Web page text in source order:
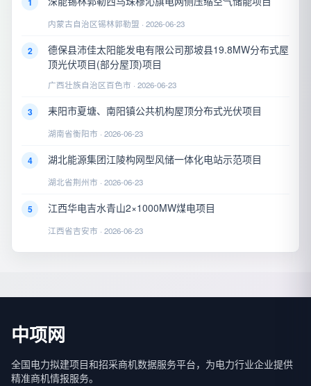
内蒙古自治区锡林郭勒盟 · 2026-06-23
2
德保县沛佳太阳能发电有限公司那坡县19.8MW分布式屋
顶光伏项目(部分屋顶)项目
广西壮族自治区百色市 · 2026-06-23
3 耒阳市夏塘、南阳镇公共机构屋顶分布式光伏项目
湖南省衡阳市 · 2026-06-23
4 湖北能源集团江陵构网型风储一体化电站示范项目
湖北省荆州市 · 2026-06-23
5 江西华电吉水青山2×1000MW煤电项目
江西省吉安市 · 2026-06-23
中项网
全国电力拟建项目和招采商机数据服务平台，为电力行业企业提供
精准商机情报服务。